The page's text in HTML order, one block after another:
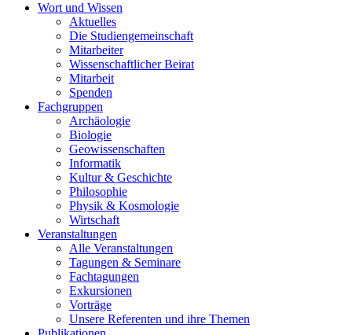
Wort und Wissen
Aktuelles
Die Studiengemeinschaft
Mitarbeiter
Wissenschaftlicher Beirat
Mitarbeit
Spenden
Fachgruppen
Archäologie
Biologie
Geowissenschaften
Informatik
Kultur & Geschichte
Philosophie
Physik & Kosmologie
Wirtschaft
Veranstaltungen
Alle Veranstaltungen
Tagungen & Seminare
Fachtagungen
Exkursionen
Vorträge
Unsere Referenten und ihre Themen